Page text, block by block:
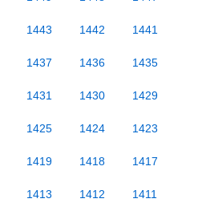
1443 1442 1441
1437 1436 1435
1431 1430 1429
1425 1424 1423
1419 1418 1417
1413 1412 1411